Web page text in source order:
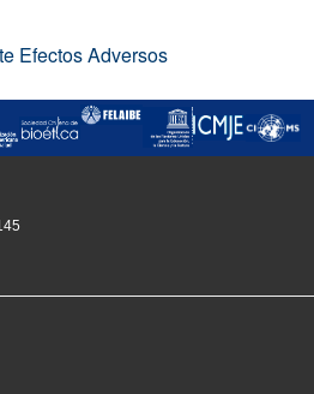
Efectos Adversos